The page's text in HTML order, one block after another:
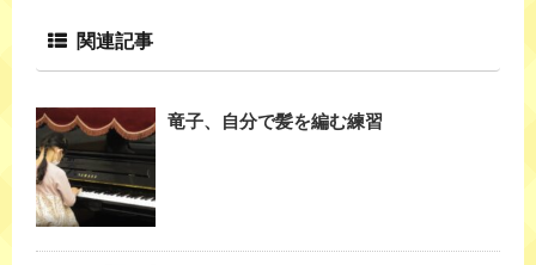
関連記事
竜子、自分で髪を編む練習